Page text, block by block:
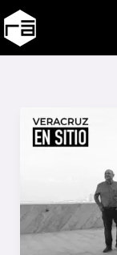
al
contenido
En
Sitio